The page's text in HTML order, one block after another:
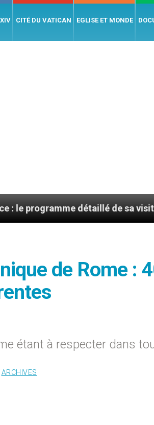
CITÉ DU VATICAN EGLISE ET MONDE
détaillé de sa visite en
de Rome :
étant à respecter dans
ARCHIVES